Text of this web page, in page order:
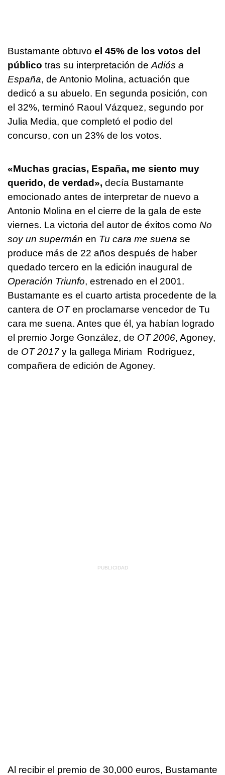
Bustamante obtuvo el 45% de los votos del
público tras su interpretación de Adiós a
España, de Antonio Molina, actuación que
dedicó a su abuelo. En segunda posición, con
el 32%, terminó Raoul Vázquez, segundo por
Julia Media, que completó el podio del
concurso, con un 23% de los votos.
«Muchas gracias, España, me siento muy
querido, de verdad», decía Bustamante
emocionado antes de interpretar de nuevo a
Antonio Molina en el cierre de la gala de este
viernes. La victoria del autor de éxitos como No
soy un supermán en Tu cara me suena se
produce más de 22 años después de haber
quedado tercero en la edición inaugural de
Operación Triunfo, estrenado en el 2001.
Bustamante es el cuarto artista procedente de la
cantera de OTen proclamarse vencedor de Tu
cara me suena. Antes que él, ya habían logrado
el premio Jorge González, de OT 2006, Agoney,
de OT 2017 y la gallega Miriam Rodríguez,
compañera de edición de Agoney.
Al recibir el premio de 30,000 euros, Bustamante